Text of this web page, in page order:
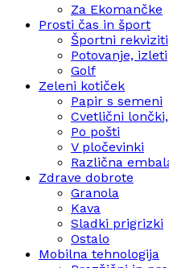
Za Ekomančke
Prosti čas in šport
Športni rekviziti
Potovanje, izleti
Golf
Zeleni kotiček
Papir s semeni
Cvetlični
Po pošti
V pločevinki
Različna
Zdrave dobrote
Granola
Kava
Sladki prigrizki
Ostalo
Mobilna tehnologija